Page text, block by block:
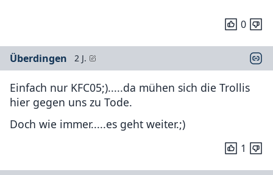
0
Überdingen 2 J.
Einfach nur KFC05;).....da mühen sich die Trollis
hier gegen uns zu Tode.
Doch wie immer.....es geht weiter.;)
1